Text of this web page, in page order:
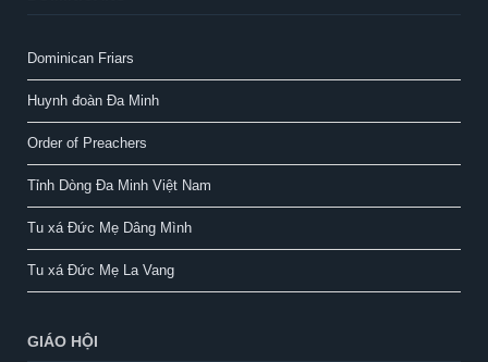
Dominican Friars
Huynh đoàn Đa Minh
Order of Preachers
Tỉnh Dòng Đa Minh Việt Nam
Tu xá Đức Mẹ Dâng Mình
Tu xá Đức Mẹ La Vang
GIÁO HỘI